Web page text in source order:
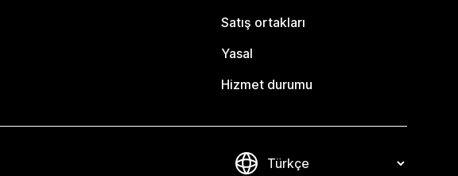
Satış ortakları
Yasal
Hizmet durumu